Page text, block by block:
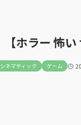
【ホラー 怖
シネマティック ゲーム